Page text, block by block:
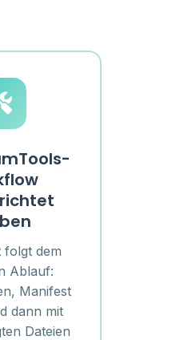
folgt dem
Ablauf:
Manifest
dann mit
Dateien